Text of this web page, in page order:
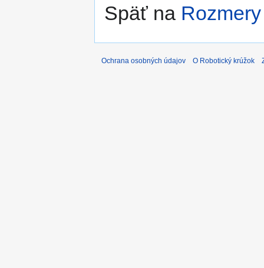
Späť na
Ochrana osobných údajov O Robotický krúžok